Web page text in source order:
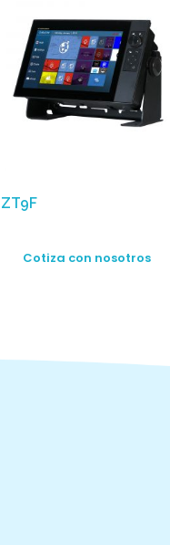
Cotiza con nosotros